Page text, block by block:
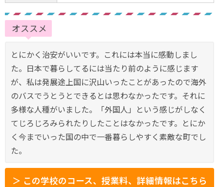
オススメ
とにかく治安がいいです。これには本当に感動しまし
た。日本で暮らしてるには当たり前のように感じます
が、私は発展途上国に沢山いったことがあったので海外
のバスでうとうとできるとは思わなかったです。それに
多様な人種がいました。「外国人」という感じがしなく
てじろじろみられたりしたことはなかったです。とにか
く今までいった国の中で一番暮らしやすく素敵な町でし
た。
＞ この学校のコース、授業料、詳細情報はこちら